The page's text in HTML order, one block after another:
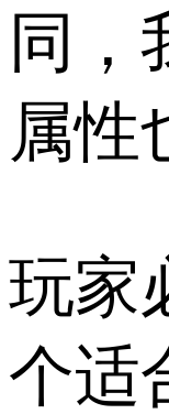
同，
属性
玩家
个适